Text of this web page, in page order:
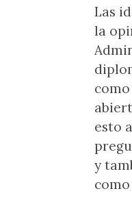
Las
la
esto
y